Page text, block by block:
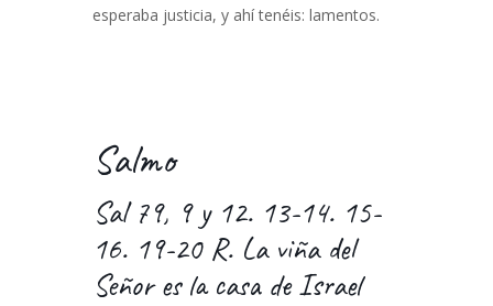
esperaba justicia, y ahí tenéis: lamentos.
Salmo
Sal 79, 9 y 12. 13-14. 15-
16. 19-20 R. La viña del
Señor es la casa de Israel